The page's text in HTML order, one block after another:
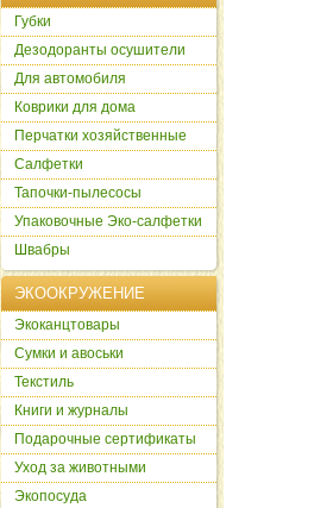
Губки
Дезодоранты осушители
Для автомобиля
Коврики для дома
Перчатки хозяйственные
Салфетки
Тапочки-пылесосы
Упаковочные Эко-салфетки
Швабры
ЭКООКРУЖЕНИЕ
Экоканцтовары
Сумки и авоськи
Текстиль
Книги и журналы
Подарочные сертификаты
Уход за животными
Экопосуда